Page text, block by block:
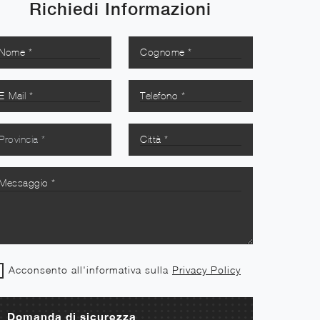
Richiedi Informazioni
Acconsento all'informativa sulla Privacy Policy
Domanda di sicurezza